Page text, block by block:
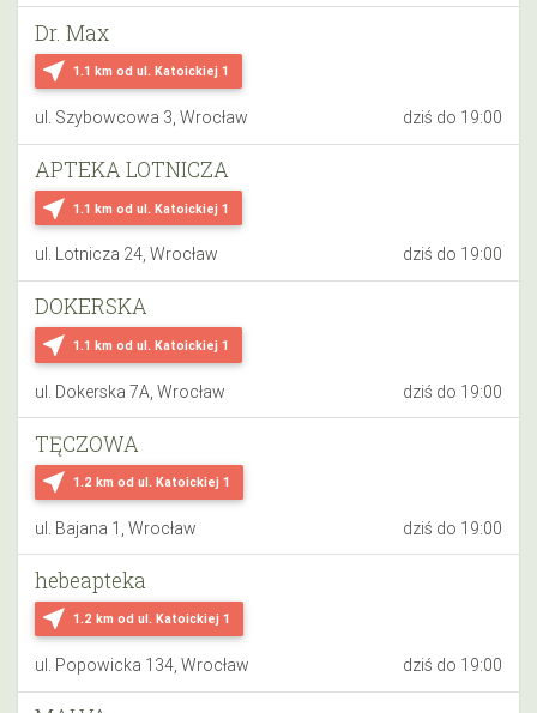
near_me 1.1 km od ul. Katoickiej 1
Dr. Max
ul. Szybowcowa 3, Wrocław dziś do 19:00
near_me 1.1 km od ul. Katoickiej 1
APTEKA LOTNICZA
ul. Lotnicza 24, Wrocław dziś do 19:00
near_me 1.1 km od ul. Katoickiej 1
DOKERSKA
ul. Dokerska 7A, Wrocław dziś do 19:00
near_me 1.2 km od ul. Katoickiej 1
TĘCZOWA
ul. Bajana 1, Wrocław dziś do 19:00
near_me 1.2 km od ul. Katoickiej 1
hebeapteka
ul. Popowicka 134, Wrocław dziś do 19:00